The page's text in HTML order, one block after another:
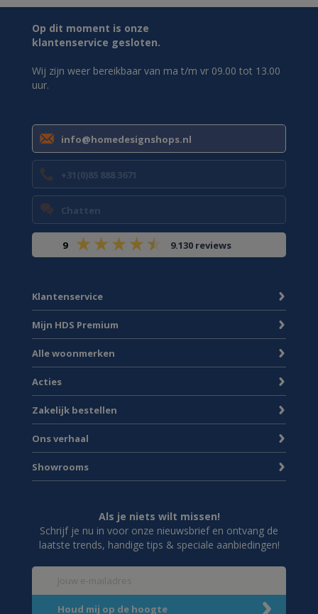
Op dit moment is onze
klantenservice gesloten.
Wij zijn weer bereikbaar van ma t/m vr 09.00 tot 13.00
uur.
info@homedesignshops.nl
+31(0)85 888 3671
Chatten
9 9.130 reviews
Klantenservice
Mijn HDS Premium
Alle woonmerken
Acties
Zakelijk bestellen
Ons verhaal
Showrooms
Als je niets wilt missen!
Schrijf je nu in voor onze nieuwsbrief en ontvang de
laatste trends, handige tips & speciale aanbiedingen!